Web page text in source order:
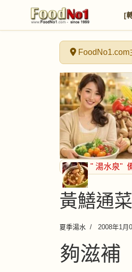
[
FoodNo1.com
" 湯水泉"
黃鱔通
夏季湯水 2008年1月
夠滋補